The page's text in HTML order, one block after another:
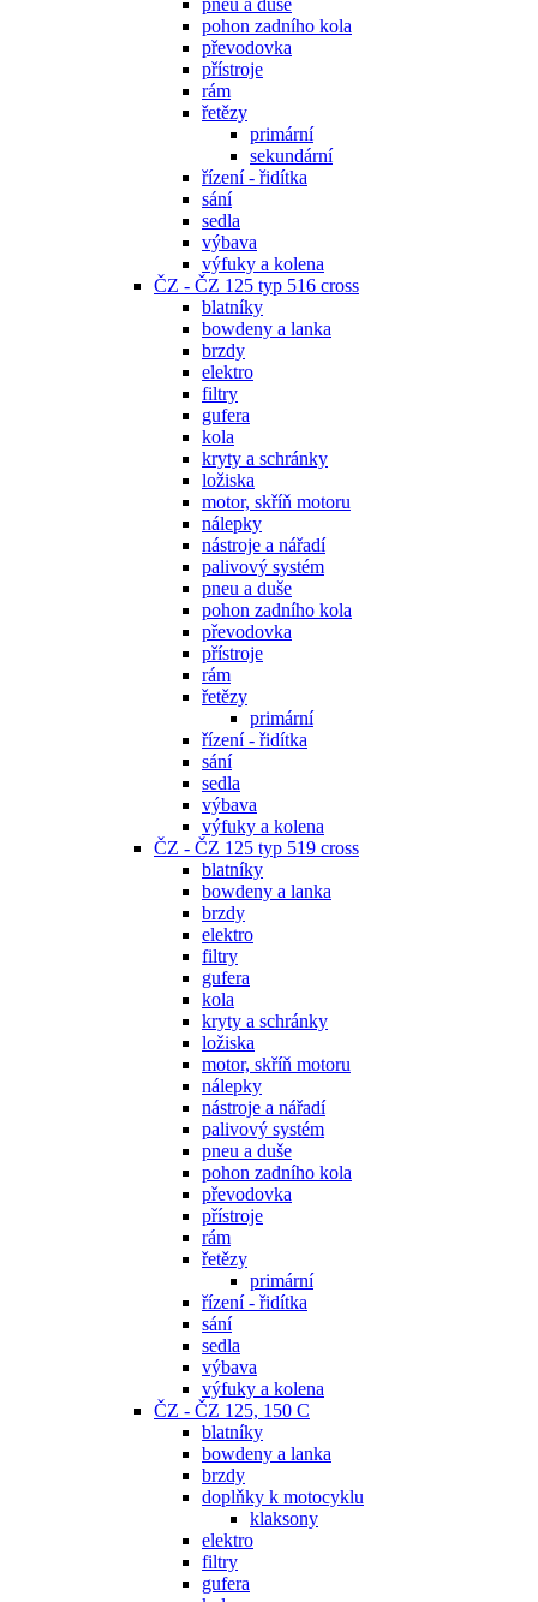
pohon zadního kola
převodovka
přístroje
rám
řetězy
primární
sekundární
řízení - řidítka
sání
sedla
výbava
výfuky a kolena
ČZ - ČZ 125 typ 516 cross
blatníky
bowdeny a lanka
brzdy
elektro
filtry
gufera
kola
kryty a schránky
ložiska
motor, skříň motoru
nálepky
nástroje a nářadí
palivový systém
pneu a duše
pohon zadního kola
převodovka
přístroje
rám
řetězy
primární
řízení - řidítka
sání
sedla
výbava
výfuky a kolena
ČZ - ČZ 125 typ 519 cross
blatníky
bowdeny a lanka
brzdy
elektro
filtry
gufera
kola
kryty a schránky
ložiska
motor, skříň motoru
nálepky
nástroje a nářadí
palivový systém
pneu a duše
pohon zadního kola
převodovka
přístroje
rám
řetězy
primární
řízení - řidítka
sání
sedla
výbava
výfuky a kolena
ČZ - ČZ 125, 150 C
blatníky
bowdeny a lanka
brzdy
doplňky k motocyklu
klaksony
elektro
filtry
gufera